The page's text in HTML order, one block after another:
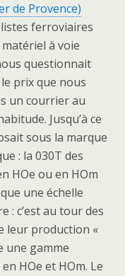
de Provence)
ferroviaires
à voie
questionnait
prix que nous
un courrier au
Jusqu’à ce
sous la marque
: la 030T des
HOe ou en HOm
une échelle
: c’est au tour des
leur production «
une gamme
HOe et HOm. Le